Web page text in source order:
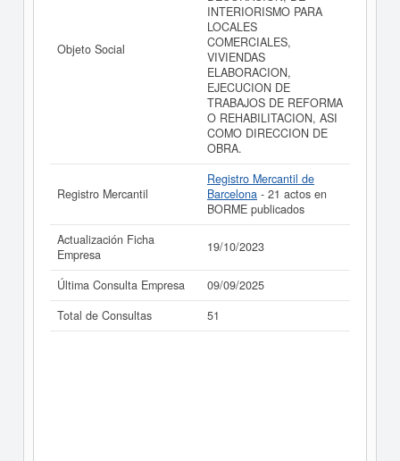
Objeto Social
INTERIORISMO PARA
LOCALES
COMERCIALES,
VIVIENDAS
ELABORACION,
EJECUCION DE
TRABAJOS DE REFORMA
O REHABILITACION, ASI
COMO DIRECCION DE
OBRA.
Registro Mercantil
Registro Mercantil de
Barcelona - 21 actos en
BORME publicados
Actualización Ficha
Empresa
19/10/2023
Última Consulta Empresa
09/09/2025
Total de Consultas
51